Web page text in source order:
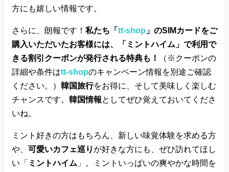
方にも嬉しい情報です。
さらに、朗報です！ 私たち「 tt-shop 」のSIMカードをご
購入いただいたお客様には、「ミントハイム」で利用で
きる割引クーポンが発行される特典も！
（※クーポンの
詳細や条件はtt-shopのキャンペーン情報を別途ご確認
ください。） 韓国旅行をお得に、そして美味しく楽しむ
チャンスです。 韓国情報としてぜひ覚えておいてくださ
いね。
ミント好きの方はもちろん、新しい味覚体験を求める方
や、 可愛いカフェ巡り が好きな方にも、ぜひ訪れてほし
い「 ミントハイム 」。ミントいっぱいの爽やかな時間を